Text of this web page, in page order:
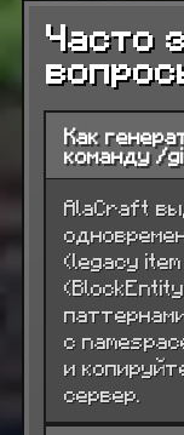
Часто
Как
команду /
AlaCraft
(legacy
с
и
сервер.